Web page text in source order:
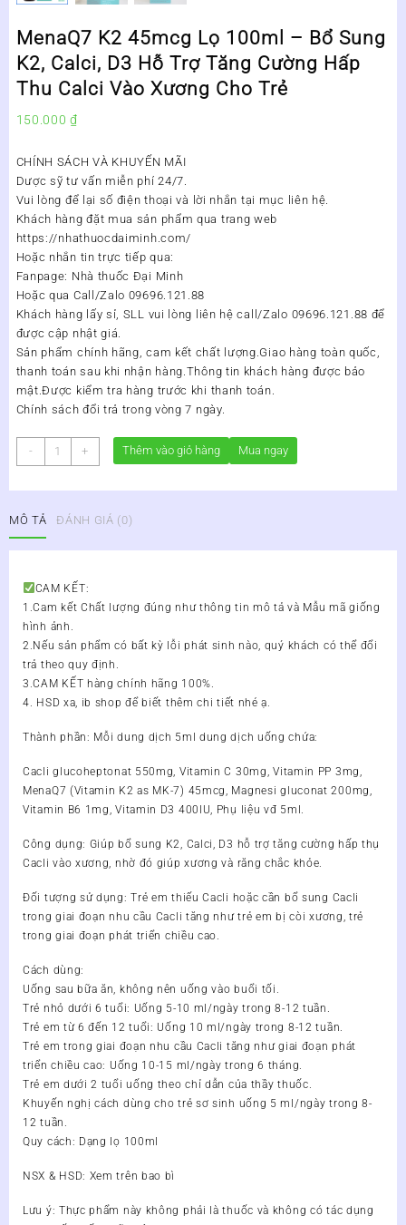
MenaQ7 K2 45mcg Lọ 100ml – Bổ Sung
K2, Calci, D3 Hỗ Trợ Tăng Cường Hấp
Thu Calci Vào Xương Cho Trẻ
150.000₫
CHÍNH SÁCH VÀ KHUYẾN MÃI
Dược sỹ tư vấn miễn phí 24/7.
Vui lòng để lại số điện thoại và lời nhắn tại mục liên hệ.
Khách hàng đặt mua sản phẩm qua trang web
https://nhathuocdaiminh.com/
Hoặc nhắn tin trực tiếp qua:
Fanpage: Nhà thuốc Đại Minh
Hoặc qua Call/Zalo 09696.121.88
Khách hàng lấy sỉ, SLL vui lòng liên hệ call/Zalo 09696.121.88 để
được cập nhật giá.
Sản phẩm chính hãng, cam kết chất lượng.Giao hàng toàn quốc,
thanh toán sau khi nhận hàng.Thông tin khách hàng được bảo
mật.Được kiểm tra hàng trước khi thanh toán.
Chính sách đổi trả trong vòng 7 ngày.
-
MenaQ7
K2
100ml
-
D3
Cường
Hấp
Calci
Vào
Xương
Trẻ
số
+ Thêm vào giỏ hàng Mua ngay
MÔ TẢ ĐÁNH GIÁ (0)
CAM KẾT:
1.Cam kết Chất lượng đúng như thông tin mô tả và Mẫu mã giống
hình ảnh.
2.Nếu sản phẩm có bất kỳ lỗi phát sinh nào, quý khách có thể đổi
trả theo quy định.
3.CAM KẾT hàng chính hãng 100%.
4. HSD xa, ib shop để biết thêm chi tiết nhé ạ.
Thành phần: Mỗi dung dịch 5ml dung dịch uống chứa:
Cacli glucoheptonat 550mg, Vitamin C 30mg, Vitamin PP 3mg,
MenaQ7 (Vitamin K2 as MK-7) 45mcg, Magnesi gluconat 200mg,
Vitamin B6 1mg, Vitamin D3 400IU, Phụ liệu vđ 5ml.
Công dụng: Giúp bổ sung K2, Calci, D3 hỗ trợ tăng cường hấp thụ
Cacli vào xương, nhờ đó giúp xương và răng chắc khỏe.
Đối tượng sử dụng: Trẻ em thiếu Cacli hoặc cần bổ sung Cacli
trong giai đoạn nhu cầu Cacli tăng như trẻ em bị còi xương, trẻ
trong giai đoạn phát triển chiều cao.
Cách dùng:
Uống sau bữa ăn, không nên uống vào buổi tối.
Trẻ nhỏ dưới 6 tuổi: Uống 5-10 ml/ngày trong 8-12 tuần.
Trẻ em từ 6 đến 12 tuổi: Uống 10 ml/ngày trong 8-12 tuần.
Trẻ em trong giai đoạn nhu cầu Cacli tăng như giai đoạn phát
triển chiều cao: Uống 10-15 ml/ngày trong 6 tháng.
Trẻ em dưới 2 tuổi uống theo chỉ dẫn của thầy thuốc.
Khuyến nghị cách dùng cho trẻ sơ sinh uống 5 ml/ngày trong 8-
12 tuần.
Quy cách: Dạng lọ 100ml
NSX & HSD: Xem trên bao bì
Lưu ý: Thực phẩm này không phải là thuốc và không có tác dụng